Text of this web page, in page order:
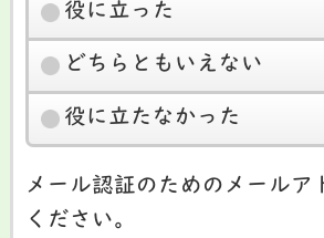
役に立った
どちらともいえない
役に立たなかった
メール認証のためのメールア
ください。